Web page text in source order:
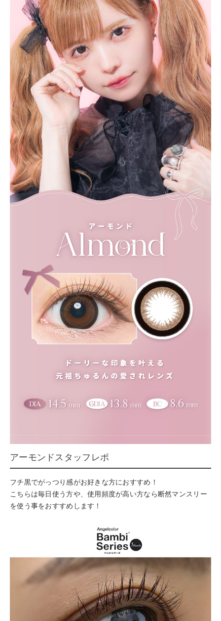
アーモンドスタッフレポ
フチ黒でがっつり感がお好きな方におすすめ！
こちらは毎日使う方や、使用頻度が高い方なら断然マンスリー
を使う事をおすすめします！